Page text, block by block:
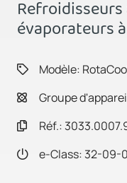
évaporateurs
Modèle:
Groupe
Réf.:
e-Class: 32-09-